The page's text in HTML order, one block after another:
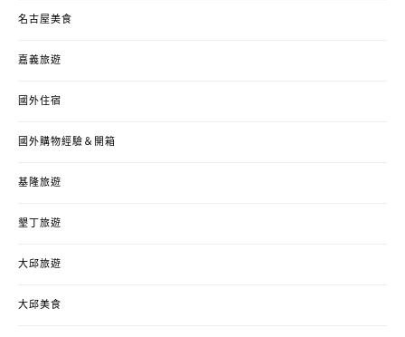
名古屋美食
嘉義旅遊
國外住宿
國外購物經驗＆開箱
基隆旅遊
墾丁旅遊
大邱旅遊
大邱美食